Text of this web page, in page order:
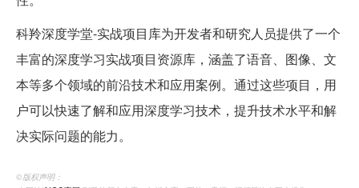
科羚深度学堂-实战项目库为开发者和研究人员提供了一个
丰富的深度学习实战项目资源库，涵盖了语音、图像、文
本等多个领域的前沿技术和应用案例。通过这些项目，用
户可以快速了解和应用深度学习技术，提升技术水平和解
决实际问题的能力。
©️版权声明：